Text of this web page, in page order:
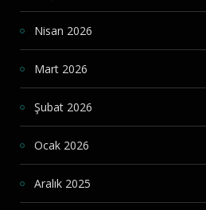
Nisan 2026
Mart 2026
Şubat 2026
Ocak 2026
Aralık 2025